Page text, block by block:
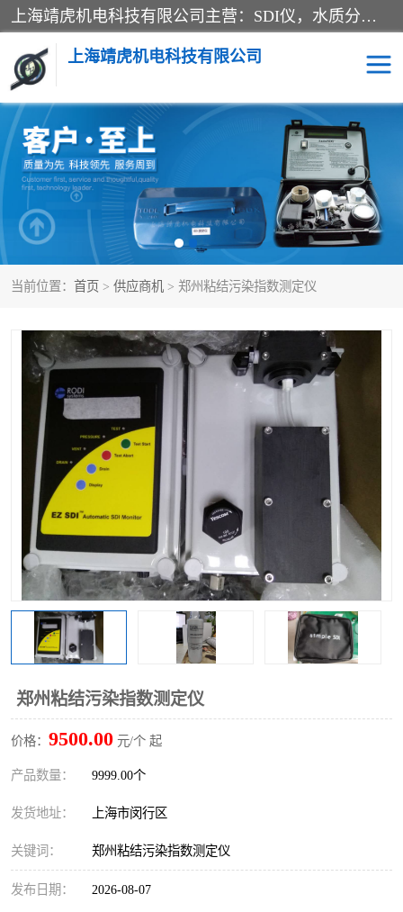
上海靖虎机电科技有限公司主营：SDI仪，水质分析仪，水质检测仪产品；上海靖虎机电科技有限公司在专业制造和研发等方面的强大的平台优势，利用自身在自动化仪表、自控系统及环保监测仪器的专长，以优良的技术，优越的产品质量和良好的服务质量与广大客户真诚合作。
上海靖虎机电科技有限公司
当前位置： 首页 > 供应商机 > 郑州粘结污染指数测定仪
郑州粘结污染指数测定仪
价格： 9500.00 元/个 起
产品数量： 9999.00个
发货地址： 上海市闵行区
关键词： 郑州粘结污染指数测定仪
发布日期： 2026-08-07
SDI仪 过滤膜过滤纸
PH电导测试笔 水质分析仪
水质检测仪 电导测试笔
PH电导测试仪